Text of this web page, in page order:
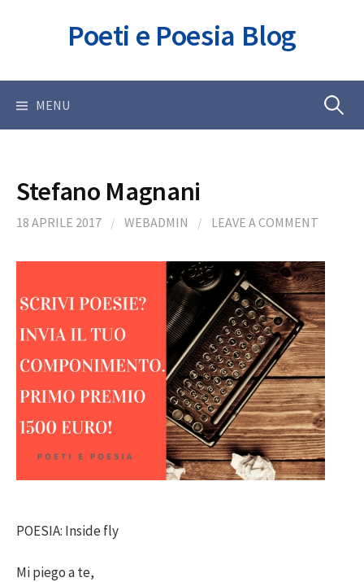
Poeti e Poesia Blog
MENU Ricerca
Stefano Magnani
18 APRILE 2017 / WEBADMIN / LEAVE A COMMENT
POESIA: Inside fly
Mi piego a te,